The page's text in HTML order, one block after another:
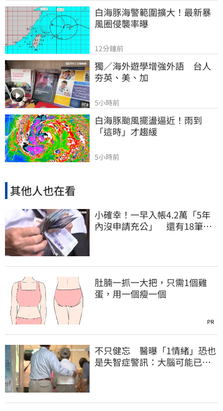
白海豚海警範圍擴大！最新暴
風圈侵襲率曝
12分鐘前
獨／海外遊學增強外語　台人
夯英、美、加
5小時前
白海豚颱風擺盪逼近！雨到
「這時」才趨緩
5小時前
其他人也在看
小確幸！一早入帳4.2萬「5年
內沒申請充公」 還有18筆錢
肚腩一抓一大把，只需1個雞
蛋，用一個瘦一個
PR
不只健忘 醫曝「1情緒」恐也
是失智症警訊：大腦可能已發